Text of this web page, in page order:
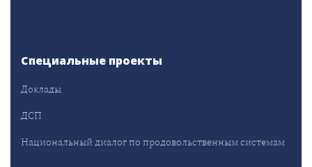
Специальные проекты
Доклады
ДСП
Национальный диалог по продовольственным системам